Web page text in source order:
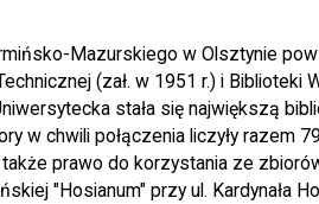
Mazurskiego w Olsztynie
(zał. w 1951 r.) i Biblioteki
stała się największą
w chwili połączenia liczyły razem
prawo do korzystania ze
"Hosianum" przy ul. Kardynała